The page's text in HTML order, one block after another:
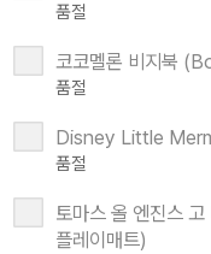
품절
코코멜론 비지북
품절
Disney Little
품절
토마스 올 엔진스
플레이매트)